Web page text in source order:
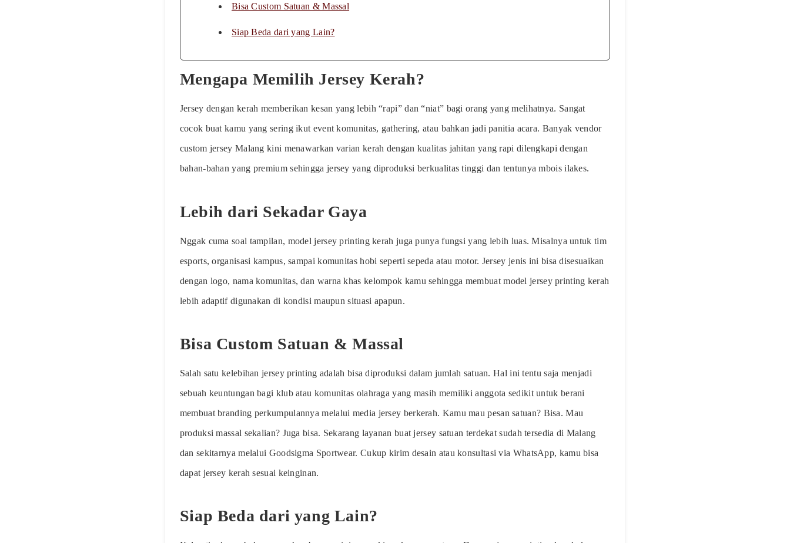
Bisa Custom Satuan & Massal
Siap Beda dari yang Lain?
Mengapa Memilih Jersey Kerah?
Jersey dengan kerah memberikan kesan yang lebih “rapi” dan “niat” bagi orang yang melihatnya. Sangat
cocok buat kamu yang sering ikut event komunitas, gathering, atau bahkan jadi panitia acara. Banyak vendor
custom jersey Malang kini menawarkan varian kerah dengan kualitas jahitan yang rapi dilengkapi dengan
bahan-bahan yang premium sehingga jersey yang diproduksi berkualitas tinggi dan tentunya mbois ilakes.
Lebih dari Sekadar Gaya
Nggak cuma soal tampilan, model jersey printing kerah juga punya fungsi yang lebih luas. Misalnya untuk tim
esports, organisasi kampus, sampai komunitas hobi seperti sepeda atau motor. Jersey jenis ini bisa disesuaikan
dengan logo, nama komunitas, dan warna khas kelompok kamu sehingga membuat model jersey printing kerah
lebih adaptif digunakan di kondisi maupun situasi apapun.
Bisa Custom Satuan & Massal
Salah satu kelebihan jersey printing adalah bisa diproduksi dalam jumlah satuan. Hal ini tentu saja menjadi
sebuah keuntungan bagi klub atau komunitas olahraga yang masih memiliki anggota sedikit untuk berani
membuat branding perkumpulannya melalui media jersey berkerah. Kamu mau pesan satuan? Bisa. Mau
produksi massal sekalian? Juga bisa. Sekarang layanan buat jersey satuan terdekat sudah tersedia di Malang
dan sekitarnya melalui Goodsigma Sportwear. Cukup kirim desain atau konsultasi via WhatsApp, kamu bisa
dapat jersey kerah sesuai keinginan.
Siap Beda dari yang Lain?